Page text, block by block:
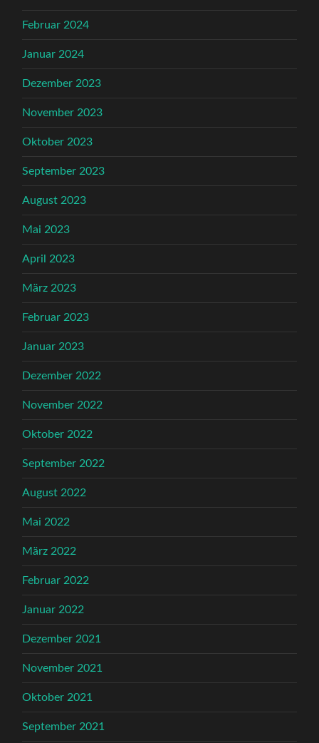
Februar 2024
Januar 2024
Dezember 2023
November 2023
Oktober 2023
September 2023
August 2023
Mai 2023
April 2023
März 2023
Februar 2023
Januar 2023
Dezember 2022
November 2022
Oktober 2022
September 2022
August 2022
Mai 2022
März 2022
Februar 2022
Januar 2022
Dezember 2021
November 2021
Oktober 2021
September 2021